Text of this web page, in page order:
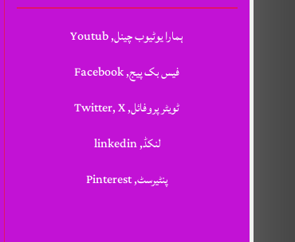
ہمارا یوٹیوب چینل, Youtub
فیس بک پیج, Facebook
ٹویٹر پروفائل, Twitter, X
لنکڈ, linkedin
پنٹیرسٹ, Pinterest